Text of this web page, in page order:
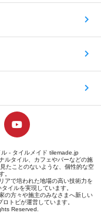
- タイルメイド tilemade.jp
ルタイル、カフェやバーなどの施
たことのないような、個性的な空
。
アで培われた地場の高い技術力を
イルを実現しています。
の方々や施主のみなさまへ新しい
トビが運営しています。
Reserved.